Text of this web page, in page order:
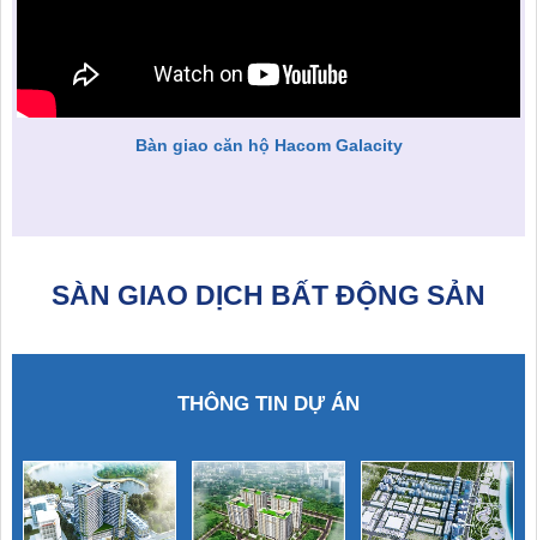
Bàn giao căn hộ Hacom Galacity
SÀN GIAO DỊCH BẤT ĐỘNG SẢN
THÔNG TIN DỰ ÁN